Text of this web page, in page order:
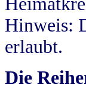
Hinweis:
erlaubt.
Die